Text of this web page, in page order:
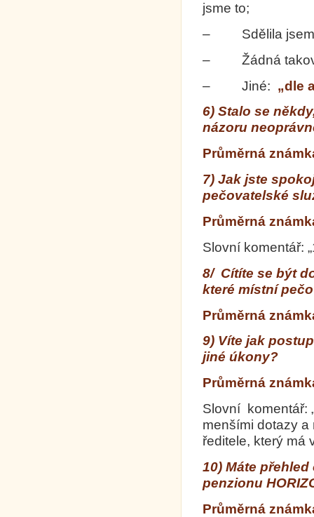
jsme to;
– Sdělila jsem
– Žádná
– Jiné: „dle
6) Stalo se
názoru
Průměrná
7) Jak jste
pečovatelské
Průměrná
Slovní komentář:
8/ Cítíte se být
které místní
Průměrná
9) Víte jak
jiné úkony?
Průměrná
Slovní komentář:
menšími dotazy
ředitele, který má
10) Máte
penzionu
Průměrná